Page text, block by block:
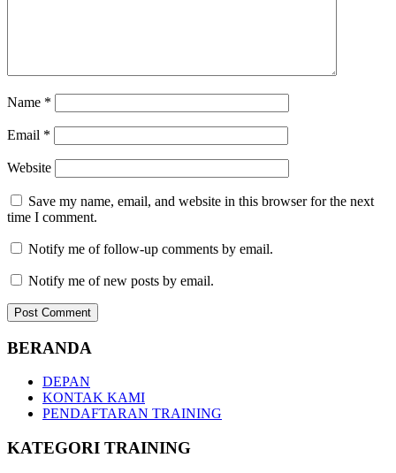
Name *
Email *
Website
Save my name, email, and website in this browser for the next
time I comment.
Notify me of follow-up comments by email.
Notify me of new posts by email.
BERANDA
DEPAN
KONTAK KAMI
PENDAFTARAN TRAINING
KATEGORI TRAINING